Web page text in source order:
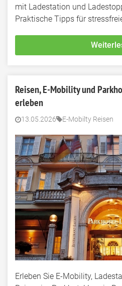
mit Ladestation und
Praktische Tipps für
Reisen, E-Mobility und
erleben
13.05.2026 E-Mobilty Reisen
Erleben Sie E-Mobility,